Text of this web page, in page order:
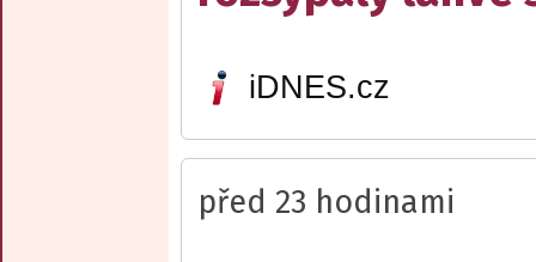
iDNES.cz
před 23 hodinami